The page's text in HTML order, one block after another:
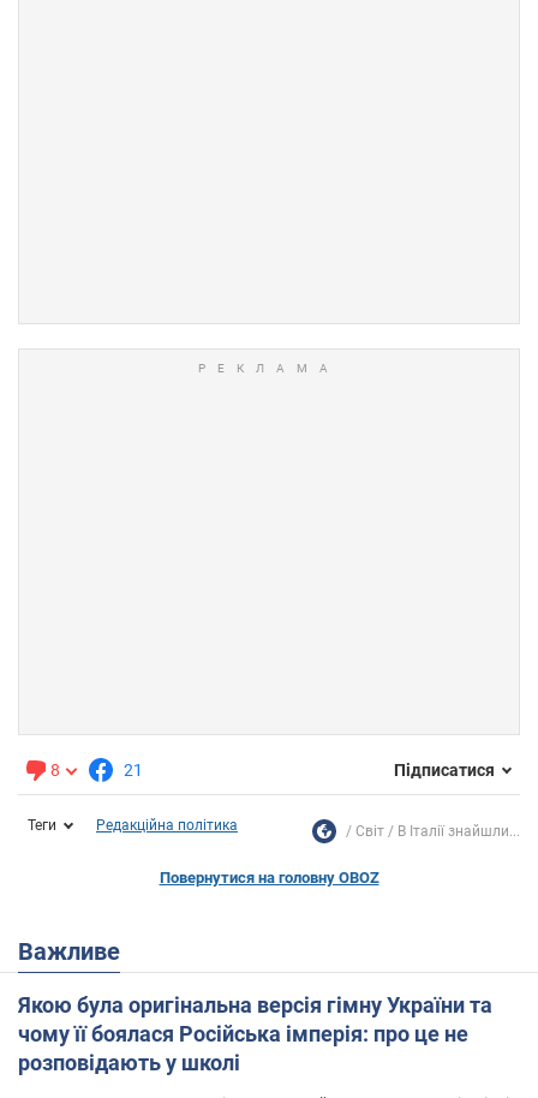
8 21 Підписатися
Теги Редакційна політика Світ В Італії знайшли...
Повернутися на головну OBOZ
Важливе
Якою була оригінальна версія гімну України та
чому її боялася Російська імперія: про це не
розповідають у школі